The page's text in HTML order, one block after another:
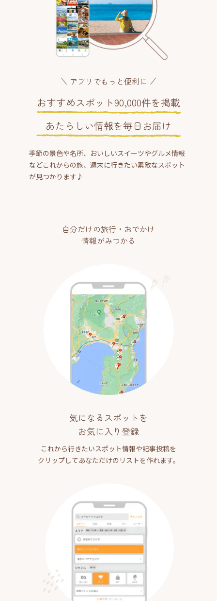
アプリでもっと便利に
おすすめスポット90,000件を掲載
あたらしい情報を毎日お届け
季節の景色や名所、おいしいスイーツやグルメ情報
などこれからの旅、週末に行きたい素敵なスポット
が見つかります♪
自分だけの旅行・おでかけ
情報がみつかる
気になるスポットを
お気に入り登録
これから行きたいスポット情報や記事投稿を
クリップしてあなただけのリストを作れます。